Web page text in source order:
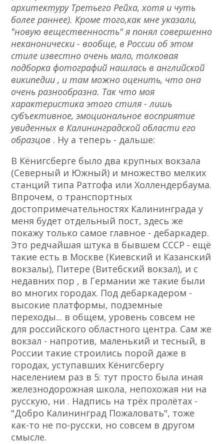
архитектуру Третьего Рейха, хотя и чуть
более раннее). Кроме того,как мне указали,
"новую вещественность" я понял совершенно
неканонически - вообще, в России об этом
стиле известно очень мало, толковая
подборка фотографий нашлась в английской
википедии , и там можно оценить, что она
очень разнообразна. Так что моя
характеристика этого стиля - лишь
субъективное, эмоциональное восприятие
увиденных в Калининградской области его
образцов . Ну а теперь - дальше:
В Кёнигсберге было два крупных вокзала
(Северный и Южный) и множество мелких
станций типа Ратгофа или Холлендербаума.
Впрочем, о транспортных
достопримечательностях Калининграда у
меня будет отдельный пост, здесь же
покажу только самое главное - дебаркадер.
Это редчайшая штука в бывшем СССР - ещё
такие есть в Москве (Киевский и Казанский
вокзалы), Питере (Витебский вокзал), и с
недавних пор , в Германии же такие были
во многих городах. Под дебаркадером -
высокие платформы, подземные
переходы... в общем, уровень совсем не
для российского областного центра. Сам же
вокзал - напротив, маленький и тесный, в
России такие строились порой даже в
городах, уступавших Кёнигсбергу
населением раз в 5: тут просто была иная
железнодорожная школа, непохожая ни на
русскую, ни . Надпись на трёх пролётах -
"Добро Калининград Пожаловать", тоже
как-то не по-русски, но совсем в другом
смысле.